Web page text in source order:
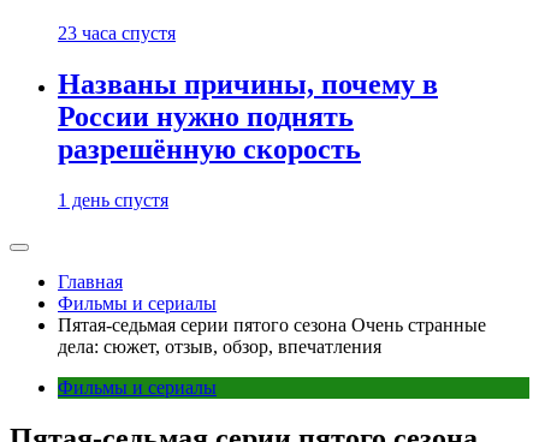
23 часа спустя
Названы причины, почему в
России нужно поднять
разрешённую скорость
1 день спустя
Главная
Фильмы и сериалы
Пятая-седьмая серии пятого сезона Очень странные
дела: сюжет, отзыв, обзор, впечатления
Фильмы и сериалы